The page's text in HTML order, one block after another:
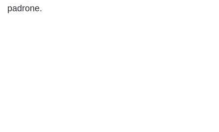
padrone.